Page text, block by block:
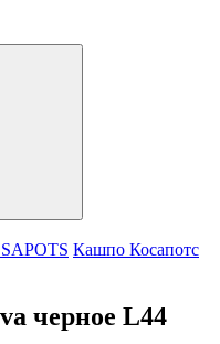
Кашпо Косапотс
черное L44